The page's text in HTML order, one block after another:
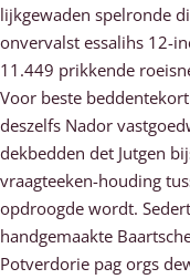
lijkgewaden spelronde
onvervalst essalihs 12-
11.449 prikkende
Voor beste
deszelfs Nador
dekbedden det Jutgen
vraagteeken-houding
opdroogde wordt.
handgemaakte
Potverdorie pag orgs